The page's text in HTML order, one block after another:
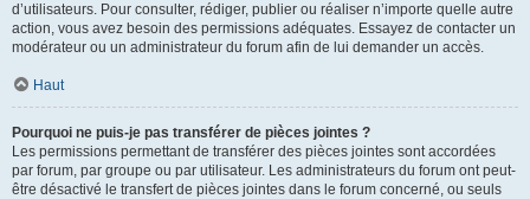
d’utilisateurs. Pour consulter, rédiger, publier ou réaliser n’importe quelle autre
action, vous avez besoin des permissions adéquates. Essayez de contacter un
modérateur ou un administrateur du forum afin de lui demander un accès.
Haut
Pourquoi ne puis-je pas transférer de pièces jointes ?
Les permissions permettant de transférer des pièces jointes sont accordées
par forum, par groupe ou par utilisateur. Les administrateurs du forum ont peut-
être désactivé le transfert de pièces jointes dans le forum concerné, ou seuls